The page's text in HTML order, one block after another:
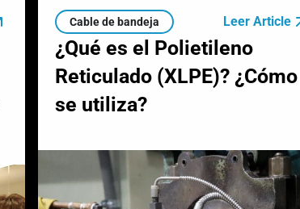
Cable de bandeja Leer Article
¿Qué es el Polietileno
Reticulado (XLPE)? ¿Cómo
se utiliza?